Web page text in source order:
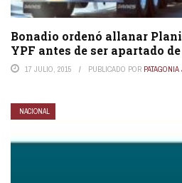
Bonadio ordenó allanar
YPF antes de ser apartado
17 JULIO, 2015 PUBLICADO POR
NACIONAL